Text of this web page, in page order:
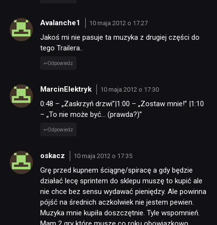
NEWSY
PUBLICYSTYKA
KULTURA
Avalanche1 10 maja 2012 o 17:27
Jakoś mi nie pasuje ta muzyka z drugiej części do
tego Trailera..
Odpowiedz
MarcinElektryk 10 maja 2012 o 17:30
0:48 – „Zaskrzyń drzwi”|1:00 – „Zostaw mnie!” |1:10
– „To nie może być… (prawda?)”
Odpowiedz
oskacz 10 maja 2012 o 17:35
Grę przed kupnem ściągnę/spiracę a gdy będzie
działać lecę sprintem do sklepu muszę to kupić ale
nie chce bez sensu wydawać pieniędzy. Ale powinna
pójść na średnich aczkolwiek nie jestem pewien.
Muzyka mnie kupiła doszczętnie. Tyle wspomnień.